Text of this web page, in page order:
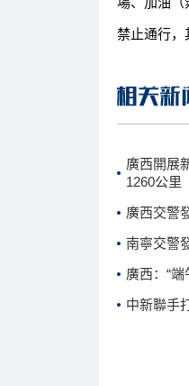
禁止通行，
廣西開展
1260公里
廣西交警
南寧交警
廣西：“
中新聯手